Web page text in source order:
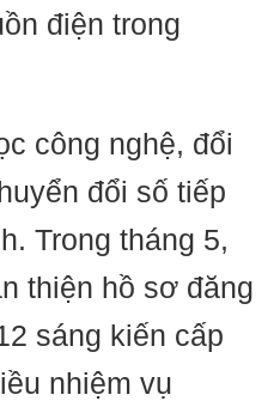
điện trong
công nghệ, đổi
đổi số tiếp
Trong tháng 5,
thiện hồ sơ đăng
sáng kiến cấp
nhiệm vụ